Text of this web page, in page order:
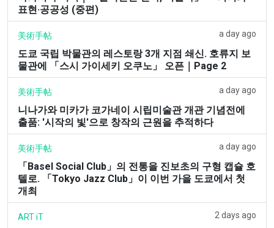
표현·공공성 (중편)
美術手帖 a day ago
도쿄 국립 박물관의 레스토랑 3개 지점 쇄신. 호류지 보
물관에 「스시 가이세키 오쿠노」 오픈｜Page 2
美術手帖 a day ago
니나가와 미카가 코가네이 시립미술관 개관 기념전에
출품: '시작의 빛'으로 창작의 근원을 추적하다
美術手帖 a day ago
「Basel Social Club」의 전통을 진보초의 구형 캡슐 호
텔로. 「Tokyo Jazz Club」이 이번 가을 도쿄에서 첫
개최
ART iT 2 days ago